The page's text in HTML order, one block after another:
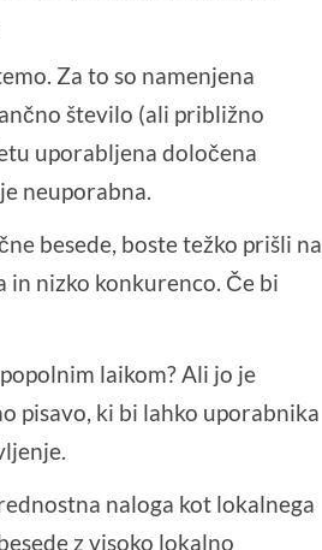
Za to so namenjena
število (ali približno
uporabljena določena
neuporabna.
besede, boste težko prišli na
in nizko konkurenco. Če bi
laikom? Ali jo je
pisavo, ki bi lahko uporabnika
naloga kot lokalnega
z visoko lokalno